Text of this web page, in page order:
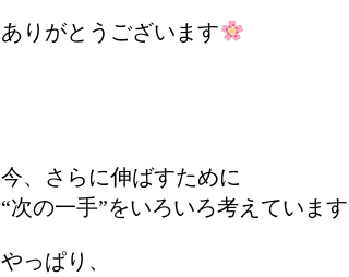
ありがとうございます
今、さらに伸ばすために
“次の一手”をいろいろ考えています
やっぱり、